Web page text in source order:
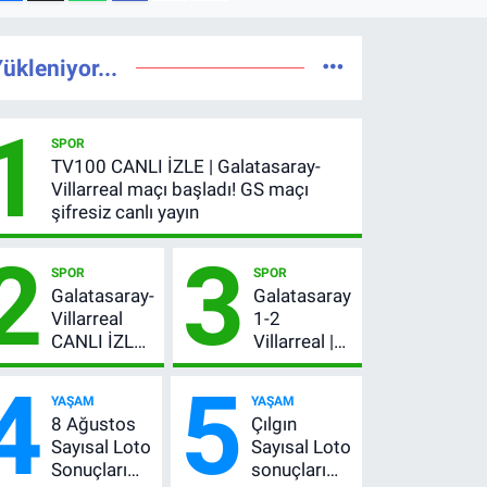
SPOR
TV100 CANLI İZLE | Galatasaray-
Villarreal maçı başladı! GS maçı
şifresiz canlı yayın
SPOR
Galatasaray-
Villarreal
CANLI İZLE |
GS maçı
kanalda,
şifresiz mi?
3 SPOR
Galatasaray
1-2
Villarreal |
Maç özeti
peş peşe
geldi, Okan
Buruk
kırmızı kart
YAŞAM
8 Ağustos
Sayısal Loto
Sonuçları
5 YAŞAM
Çılgın
Sayısal Loto
sonuçları